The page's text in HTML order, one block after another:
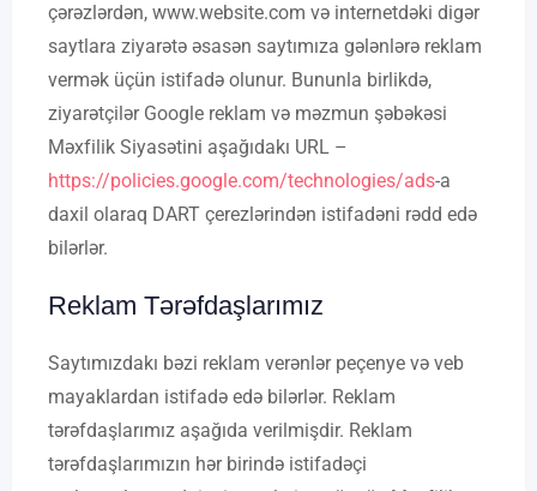
çərəzlərdən, www.website.com və internetdəki digər
saytlara ziyarətə əsasən saytımıza gələnlərə reklam
vermək üçün istifadə olunur. Bununla birlikdə,
ziyarətçilər Google reklam və məzmun şəbəkəsi
Məxfilik Siyasətini aşağıdakı URL –
https://policies.google.com/technologies/ads-a
daxil olaraq DART çerezlərindən istifadəni rədd edə
bilərlər.
Reklam Tərəfdaşlarımız
Saytımızdakı bəzi reklam verənlər peçenye və veb
mayaklardan istifadə edə bilərlər. Reklam
tərəfdaşlarımız aşağıda verilmişdir. Reklam
tərəfdaşlarımızın hər birində istifadəçi